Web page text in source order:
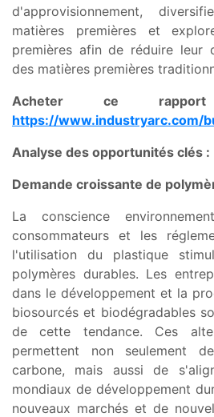
d'approvisionnement,
matières premières et
premières afin de réduire leur
des matières premières
Acheter ce
https://www.industryarc.com/
Analyse des opportunités clés :
Demande croissante de
La conscience
consommateurs et les
l'utilisation du plastique
polymères durables. Les
dans le développement et la
biosourcés et biodégradables
de cette tendance. Ces
permettent non seulement
carbone, mais aussi de
mondiaux de développement
nouveaux marchés et de